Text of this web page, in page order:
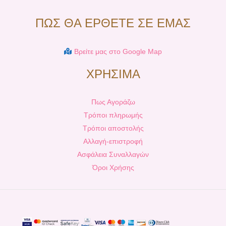
ΠΩΣ ΘΑ ΕΡΘΕΤΕ ΣΕ ΕΜΑΣ
Βρείτε μας στο Google Map
ΧΡΗΣΙΜΑ
Πως Αγοράζω
Τρόποι πληρωμής
Τρόποι αποστολής
Αλλαγή-επιστροφή
Ασφάλεια Συναλλαγών
Όροι Χρήσης